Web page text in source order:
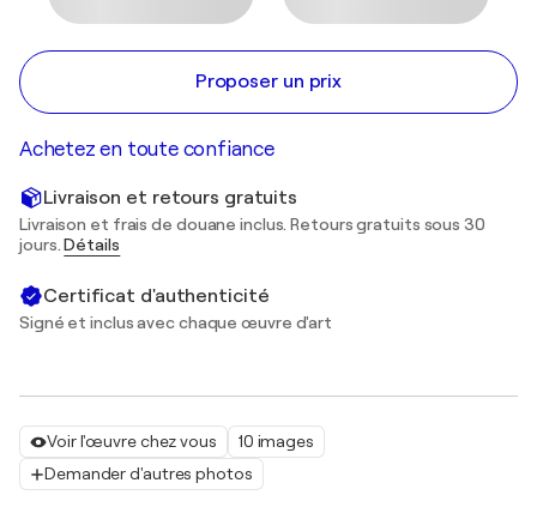
Voir l'œuvre chez vous
10 images
Demander d'autres photos
Proposer un prix
Achetez en toute confiance
Livraison et retours gratuits
Livraison et frais de douane inclus. Retours gratuits sous 30
jours.Détails
Certificat d'authenticité
Signé et inclus avec chaque œuvre d'art